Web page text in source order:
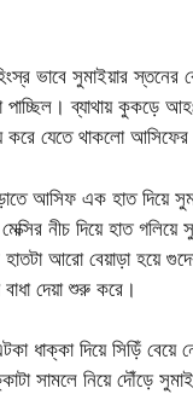
ভাবে সুমাইয়ার স্তনের
পাচ্ছিল। ব্যাথায় কুকড়ে
করে যেতে থাকলো
আসিফ এক হাত দিয়ে
নীচ দিয়ে হাত গলিয়ে
আরো বেয়াড়া হয়ে
দেয়া শুরু করে।
ধাক্কা দিয়ে সিড়িঁ বেয়ে
সামলে নিয়ে দৌঁড়ে